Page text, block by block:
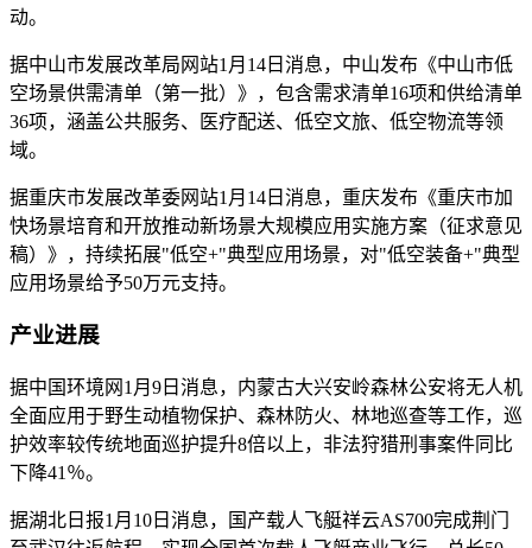
动。
据中山市发展改革局网站1月14日消息，中山发布《中山市低
空场景供需清单（第一批）》，包含需求清单16项和供给清单
36项，涵盖公共服务、医疗配送、低空文旅、低空物流等领
域。
据重庆市发展改革委网站1月14日消息，重庆发布《重庆市加
快场景培育和开放推动新场景大规模应用实施方案（征求意见
稿）》，持续拓展"低空+"典型应用场景，对"低空装备+"典型
应用场景给予50万元支持。
产业进展
据中国环境网1月9日消息，内蒙古大兴安岭森林公安将无人机
全面应用于野生动植物保护、森林防火、林地巡查等工作，巡
护效率较传统地面巡护提升8倍以上，非法狩猎刑事案件同比
下降41％。
据湖北日报1月10日消息，国产载人飞艇祥云AS700完成荆门